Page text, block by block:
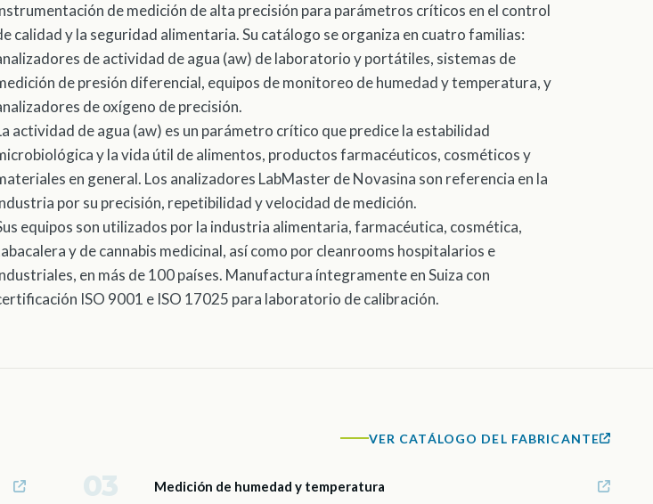
de medición de alta precisión para parámetros críticos en el control
calidad y la seguridad alimentaria. Su catálogo se organiza en cuatro familias:
de actividad de agua (aw) de laboratorio y portátiles, sistemas de
de presión diferencial, equipos de monitoreo de humedad y temperatura, y
de oxígeno de precisión.
actividad de agua (aw) es un parámetro crítico que predice la estabilidad
y la vida útil de alimentos, productos farmacéuticos, cosméticos y
en general. Los analizadores LabMaster de Novasina son referencia en la
por su precisión, repetibilidad y velocidad de medición.
equipos son utilizados por la industria alimentaria, farmacéutica, cosmética,
y de cannabis medicinal, así como por cleanrooms hospitalarios e
en más de 100 países. Manufactura íntegramente en Suiza con
ISO 9001 e ISO 17025 para laboratorio de calibración.
VER CATÁLOGO DEL FABRICANTE
03 Medición de humedad y temperatura